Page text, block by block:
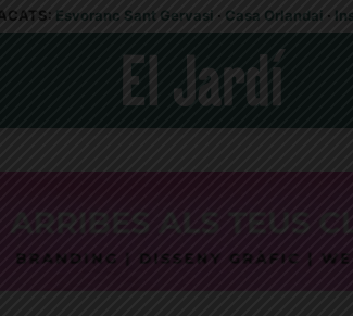
Esvoranc Sant Gervasi · Casa Orlandai ·